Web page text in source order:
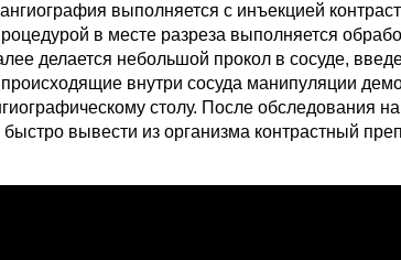
выполняется с инъекцией
в месте разреза выполняется
делается небольшой прокол в сосуде,
внутри сосуда манипуляции
столу. После обследования
быстро вывести из организма контрастный